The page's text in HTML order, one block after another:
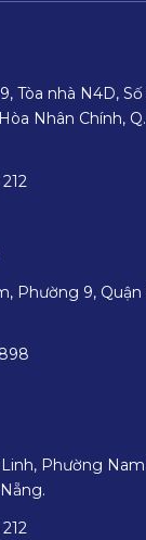
Tòa nhà N4D,
Nhân Chính,
Phường 9, Quận
Phường